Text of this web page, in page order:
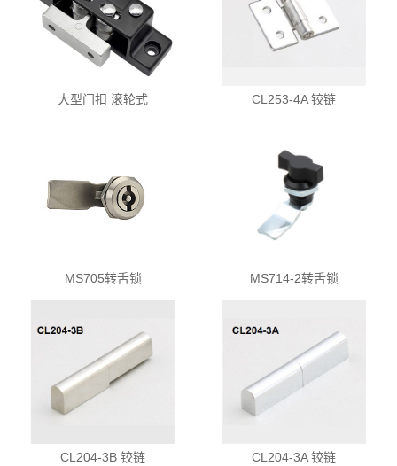
大型门扣 滚轮式 CL253-4A 铰链
MS705转舌锁 MS714-2转舌锁
CL204-3B 铰链 CL204-3A 铰链